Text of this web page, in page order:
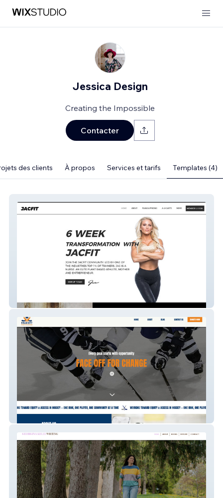
Jessica Design
Creating the Impossible
Contacter
des clients À propos Services et tarifs Templates (4)
JacFit
Face Off For Change